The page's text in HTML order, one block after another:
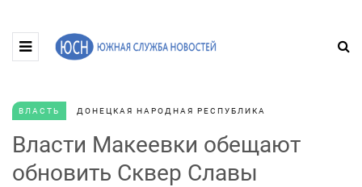
ВЛАСТЬ ДОНЕЦКАЯ НАРОДНАЯ РЕСПУБЛИКА
Власти Макеевки обещают
обновить Сквер Славы